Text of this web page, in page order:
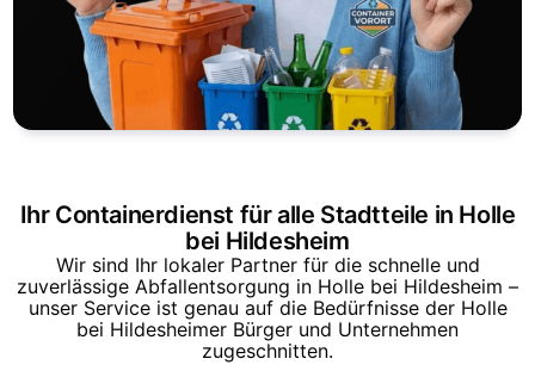
Ihr Containerdienst für alle Stadtteile in Holle
bei Hildesheim
Wir sind Ihr lokaler Partner für die schnelle und
zuverlässige Abfallentsorgung in Holle bei Hildesheim –
unser Service ist genau auf die Bedürfnisse der Holle
bei Hildesheimer Bürger und Unternehmen
zugeschnitten.